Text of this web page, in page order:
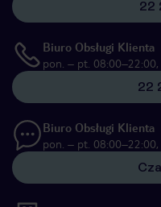
22
Biuro Obsługi Klienta
pon. – pt.
22
Biuro Obsługi Klienta
pon. – pt.